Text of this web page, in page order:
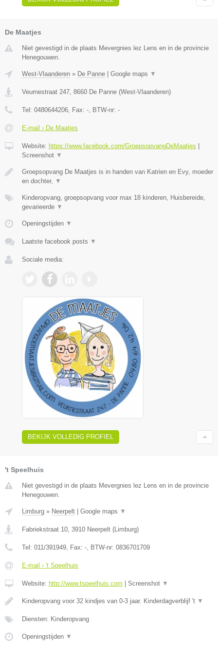
De Maatjes
Niet gevestigd in de plaats Mevergnies lez Lens en in de provincie
Henegouwen.
West-Vlaanderen » De Panne Google maps ▼
Veurnestraat 247, 8660 De Panne (West-Vlaanderen)
Tel: 0480644206, Fax: -, BTW-nr: -
E-mail › De Maatjes
Website: https://www.facebook.com/GroepsopvangDeMaatjes
Screenshot ▼
Groepsopvang De Maatjes is in handen van Katrien en Evy, moeder
en dochter, ▼
Kinderopvang, groepsopvang voor max 18 kinderen, Huisbereide,
gevarieerde ▼
Openingstijden ▼
Laatste facebook posts ▼
Sociale media:
BEKIJK VOLLEDIG PROFIEL
't Speelhuis
Niet gevestigd in de plaats Mevergnies lez Lens en in de provincie
Henegouwen.
Limburg » Neerpelt Google maps ▼
Fabriekstraat 10, 3910 Neerpelt (Limburg)
Tel: 011/391949, Fax: -, BTW-nr: 0836701709
E-mail › 't Speelhuis
Website: http://www.tspeelhuis.com Screenshot ▼
Kinderopvang voor 32 kindjes van 0-3 jaar. Kinderdagverblijf 't ▼
Diensten: Kinderopvang
Openingstijden ▼